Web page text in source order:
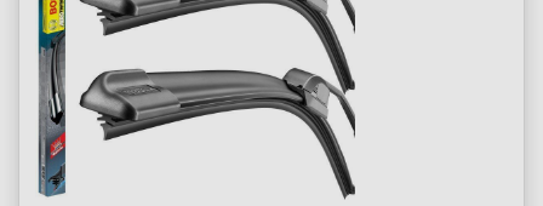
Гарантия
Контакты
Акции
Оптовым и корпоративным клиентам